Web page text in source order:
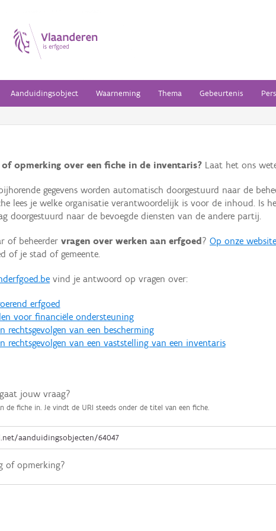
Aanduidingsobject Waarneming Thema Gebeurtenis
of opmerking over een fiche in de inventaris? Laat het ons
gegevens worden automatisch doorgestuurd naar de
lees je welke organisatie verantwoordelijk is voor de inhoud. Is
doorgestuurd naar de bevoegde diensten van de andere partij.
of beheerder vragen over werken aan erfgoed ? Op onze
of je stad of gemeente.
vind je antwoord op vragen over:
erfgoed
voor financiële ondersteuning
rechtsgevolgen van een bescherming
rechtsgevolgen van een vaststelling van een inventaris
jouw vraag?
de fiche in. Je vindt de URI steeds onder de titel van een fiche.
of opmerking?